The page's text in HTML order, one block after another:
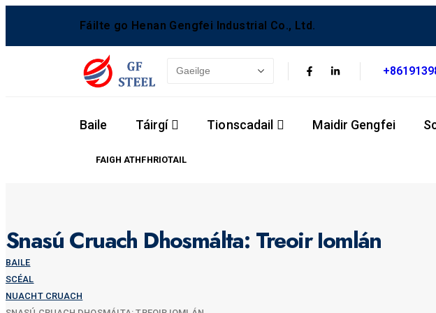
Fáilte go Henan Gengfei Industrial Co., Ltd.
Baile Táirgí Tionscadail Maidir Gengfei
FAIGH ATHFHRIOTAIL
Snasú Cruach Dhosmálta: Treoir Iomlán
BAILE
SCÉAL
NUACHT CRUACH